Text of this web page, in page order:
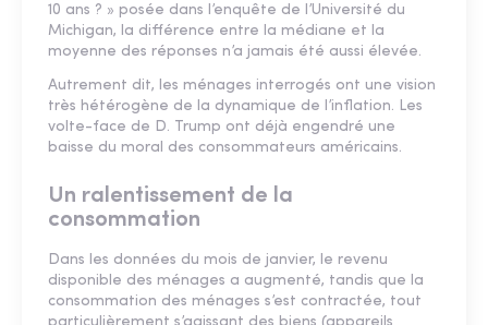
10 ans ? » posée dans l’enquête de l’Université du
Michigan, la différence entre la médiane et la
moyenne des réponses n’a jamais été aussi élevée.
Autrement dit, les ménages interrogés ont une vision
très hétérogène de la dynamique de l’inflation. Les
volte-face de D. Trump ont déjà engendré une
baisse du moral des consommateurs américains.
Un ralentissement de la
consommation
Dans les données du mois de janvier, le revenu
disponible des ménages a augmenté, tandis que la
consommation des ménages s’est contractée, tout